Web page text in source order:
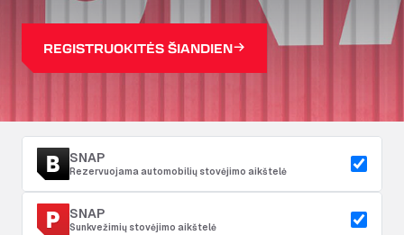
REGISTRUOKITĖS ŠIANDIEN
SNAP
Rezervuojama automobilių stovėjimo aikštelė
SNAP
Sunkvežimių stovėjimo aikštelė